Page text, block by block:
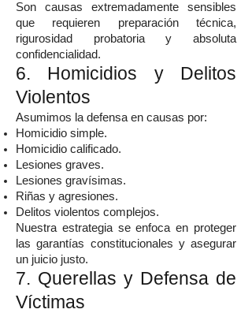
Son causas extremadamente sensibles
que requieren preparación técnica,
rigurosidad probatoria y absoluta
confidencialidad.
6. Homicidios y Delitos
Violentos
Asumimos la defensa en causas por:
Homicidio simple.
Homicidio calificado.
Lesiones graves.
Lesiones gravísimas.
Riñas y agresiones.
Delitos violentos complejos.
Nuestra estrategia se enfoca en proteger
las garantías constitucionales y asegurar
un juicio justo.
7. Querellas y Defensa de
Víctimas